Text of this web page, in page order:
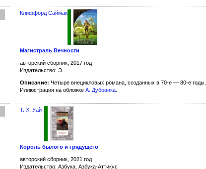
Клиффорд Саймак
Магистраль Вечности
авторский сборник, 2017 год
Издательство: Э
Описание: Четыре внецикловых романа, созданных в 70-е — 80-е годы.
Иллюстрация на обложкеА. Дубовика.
Т. Х. Уайт
Король былого и грядущего
авторский сборник, 2021 год
Издательство: Азбука, Азбука-Аттикус